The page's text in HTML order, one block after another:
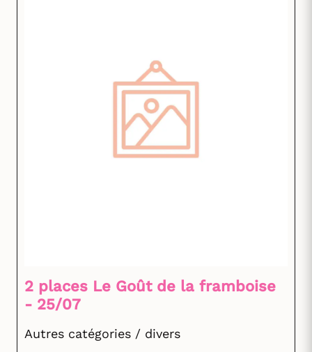
2 places Le Goût de la framboise
- 25/07
Autres catégories / divers